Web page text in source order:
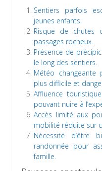
Sentiers parfois
jeunes enfants.
Risque de chutes
passages rocheux.
Présence de
le long des sentiers.
Météo changeante
plus difficile et
Affluence
pouvant nuire à
Accès limité aux
mobilité réduite sur
Nécessité d’être
randonnée pour
famille.